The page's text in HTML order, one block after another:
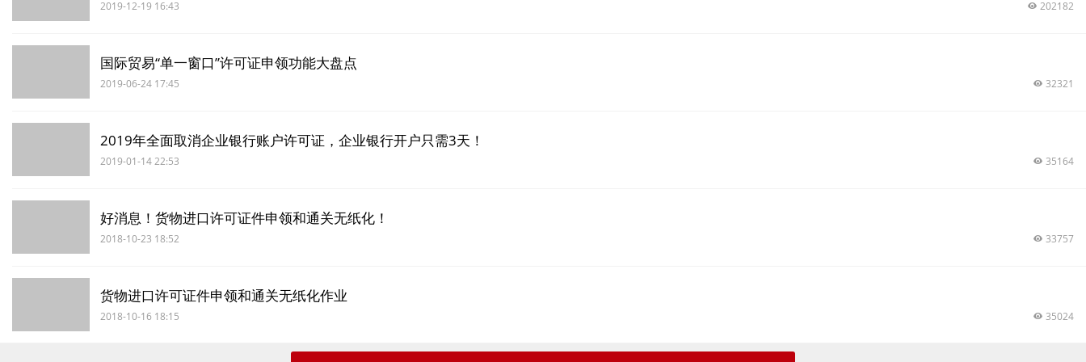
2019-12-19 16:43 202182
国际贸易“单一窗口”许可证申领功能大盘点
2019-06-24 17:45 32321
2019年全面取消企业银行账户许可证，企业银行开户只需3天！
2019-01-14 22:53 35164
好消息！货物进口许可证件申领和通关无纸化！
2018-10-23 18:52 33757
货物进口许可证件申领和通关无纸化作业
2018-10-16 18:15 35024